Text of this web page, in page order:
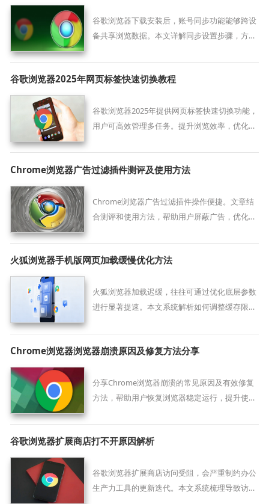
谷歌浏览器下载安装后，账号同步功能能够跨设
备共享浏览数据。本文详解同步设置步骤，方便
谷歌浏览器2025年网页标签快速切换教程
谷歌浏览器2025年提供网页标签快速切换功能，
用户可高效管理多任务。提升浏览效率，优化页
Chrome浏览器广告过滤插件测评及使用方法
Chrome浏览器广告过滤插件操作便捷。文章结
合测评和使用方法，帮助用户屏蔽广告，优化浏
火狐浏览器手机版网页加载缓慢优化方法
火狐浏览器加载迟缓，往往可通过优化底层参数
进行显著提速。本文系统解析如何调整缓存限制
升复杂网页的响应效率。
Chrome浏览器浏览器崩溃原因及修复方法分享
分享Chrome浏览器崩溃的常见原因及有效修复
方法，帮助用户恢复浏览器稳定运行，提升使用
谷歌浏览器扩展商店打不开原因解析
谷歌浏览器扩展商店访问受阻，会严重制约办公
生产力工具的更新迭代。本文系统梳理导致访问